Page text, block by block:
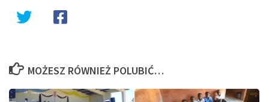
MOŻESZ RÓWNIEŻ POLUBIĆ…